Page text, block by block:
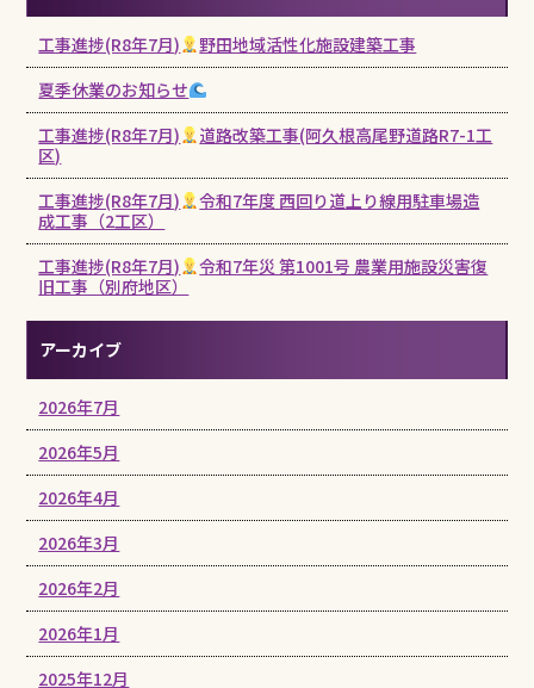
工事進捗(R8年7月)
野田地域活性化施設建築工事
夏季休業のお知らせ
工事進捗(R8年7月)
道路改築工事(阿久根高尾野道路R7-1工
区)
工事進捗(R8年7月)
令和7年度 西回り道上り線用駐車場造
成工事（2工区）
工事進捗(R8年7月)
令和7年災 第1001号 農業用施設災害復
旧工事（別府地区）
アーカイブ
2026年7月
2026年5月
2026年4月
2026年3月
2026年2月
2026年1月
2025年12月